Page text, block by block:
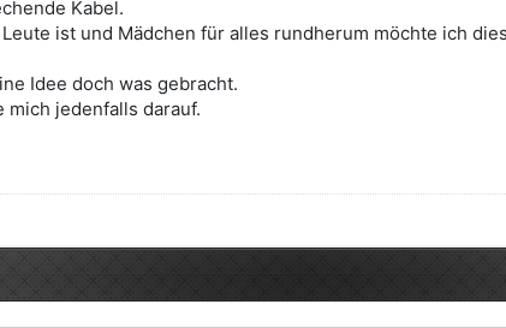
Kabel.
ist und Mädchen für alles rundherum möchte ich
Idee doch was gebracht.
jedenfalls darauf.